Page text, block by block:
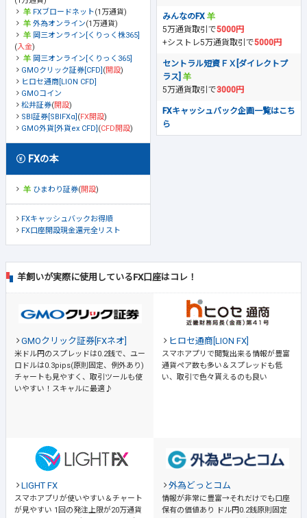
FXブロードネット(1万通貨)
外為オンライン(1万通貨)
岡三オンライン[くりっく株365]
(入金)
岡三オンライン[くりっく365]
GMOクリック証券[CFD] (開設)
ヒロセ通商[LION CFD]
GMOコイン
松井証券(開設)
SBI証券[SBIFXα] (FX開設)
GMO外貨[外貨ex CFD] (CFD開設)
FXの本
ひまわり証券(開設)
FXキャッシュバックお得順
FX口座開設現金還元全リスト
みんなのFX
5万通貨取引で5000円
+シストレ5万通貨取引で5000円
セントラル短資ＦＸ[ダイレクトプ
ラス]
5万通貨取引で3000円
FXキャッシュバック企画一覧はこち
ら
羊飼いが実際に使用しているFX口座はコレ！
GMOクリック証券[FXネオ]
米ドル円のスプレッドは0.2銭で、ユー
ロドルは0.3pips(原則固定、例外あり)
チャートも見やすく、取引ツールも使
いやすい！スキャルに最適♪
ヒロセ通商[LION FX]
スマホアプリで閲覧出来る情報が豊富
通貨ペア数も多い＆スプレッドも低
い、取引で色々貰えるのも良い
LIGHT FX
スマホアプリが使いやすい＆チャート
が見やすい 1回の発注上限が20万通貨
外為どっとコム
情報が非常に豊富→それだけでも口座
保有の価値あり
ドル円0.2銭原則固定